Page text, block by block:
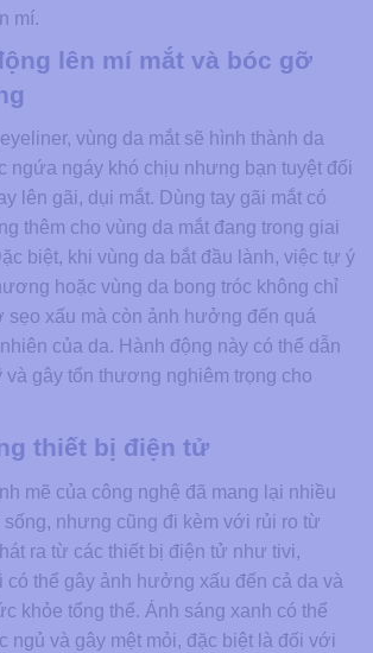
mí.
lên mí mắt và bóc gỡ
vùng da mắt sẽ hình thành da
ngứa ngáy khó chịu nhưng bạn tuyệt đối
lên gãi, dụi mắt. Dùng tay gãi mắt có
thêm cho vùng da mắt đang trong giai
biệt, khi vùng da bắt đầu lành, việc tự ý
hoặc vùng da bong tróc không chỉ
sẹo xấu mà còn ảnh hưởng đến quá
của da. Hành động này có thể dẫn
và gây tổn thương nghiêm trọng cho
thiết bị điện tử
mẽ của công nghệ đã mang lại nhiều
nhưng cũng đi kèm với rủi ro từ
ra từ các thiết bị điện tử như tivi,
có thể gây ảnh hưởng xấu đến cả da và
khỏe tổng thể. Ánh sáng xanh có thể
ngủ và gây mệt mỏi, đặc biệt là đối với